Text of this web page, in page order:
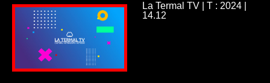
La Termal TV | T : 2024 |
14.12